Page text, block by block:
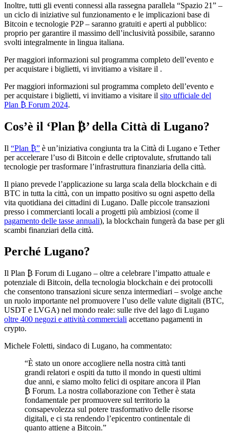
Inoltre, tutti gli eventi connessi alla rassegna parallela “Spazio 21” –
un ciclo di iniziative sul funzionamento e le implicazioni base di
Bitcoin e tecnologie P2P – saranno gratuiti e aperti al pubblico:
proprio per garantire il massimo dell’inclusività possibile, saranno
svolti integralmente in lingua italiana.
Per maggiori informazioni sul programma completo dell’evento e
per acquistare i biglietti, vi invitiamo a visitare il .
Per maggiori informazioni sul programma completo dell’evento e
per acquistare i biglietti, vi invitiamo a visitare il sito ufficiale del
Plan ₿ Forum 2024.
Cos’è il ‘Plan ₿’ della Città di Lugano?
Il “Plan ₿” è un’iniziativa congiunta tra la Città di Lugano e Tether
per accelerare l’uso di Bitcoin e delle criptovalute, sfruttando tali
tecnologie per trasformare l’infrastruttura finanziaria della città.
Il piano prevede l’applicazione su larga scala della blockchain e di
BTC in tutta la città, con un impatto positivo su ogni aspetto della
vita quotidiana dei cittadini di Lugano. Dalle piccole transazioni
presso i commercianti locali a progetti più ambiziosi (come il
pagamento delle tasse annuali), la blockchain fungerà da base per gli
scambi finanziari della città.
Perché Lugano?
Il Plan ₿ Forum di Lugano – oltre a celebrare l’impatto attuale e
potenziale di Bitcoin, della tecnologia blockchain e dei protocolli
che consentono transazioni sicure senza intermediari – svolge anche
un ruolo importante nel promuovere l’uso delle valute digitali (BTC,
USDT e LVGA) nel mondo reale: sulle rive del lago di Lugano
oltre 400 negozi e attività commerciali accettano pagamenti in
crypto.
Michele Foletti, sindaco di Lugano, ha commentato:
“È stato un onore accogliere nella nostra città tanti
grandi relatori e ospiti da tutto il mondo in questi ultimi
due anni, e siamo molto felici di ospitare ancora il Plan
₿ Forum. La nostra collaborazione con Tether è stata
fondamentale per promuovere sul territorio la
consapevolezza sul potere trasformativo delle risorse
digitali, e ci sta rendendo l’epicentro continentale di
quanto attiene a Bitcoin.”